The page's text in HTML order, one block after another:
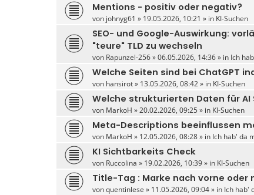
Mentions - positiv oder negativ?
von johnyg61 » 19.05.2026, 10:21 » in KI-Suchen
SEO- und Google-Auswirkung:
"teure" TLD zu wechseln
von Rapunzel-256» 06.05.2026, 14:36 » in Ich
Welche Seiten sind bei ChatGPT
von hansirot» 13.05.2026, 08:42 » in KI-Suchen
Welche strukturierten Daten für AI
von MarkoH » 20.02.2026, 09:25 » in KI-Suchen
Meta-Descriptions beeinflussen
von MarkoH » 12.05.2026, 08:28 » in Ich hab' da
KI Sichtbarkeits Check
von Ruccolina » 19.02.2026, 10:39 » in KI-Suchen
Title-Tag : Marke nach vorne oder
vonquentinlese » 11.05.2026, 09:04 » in Ich hab'